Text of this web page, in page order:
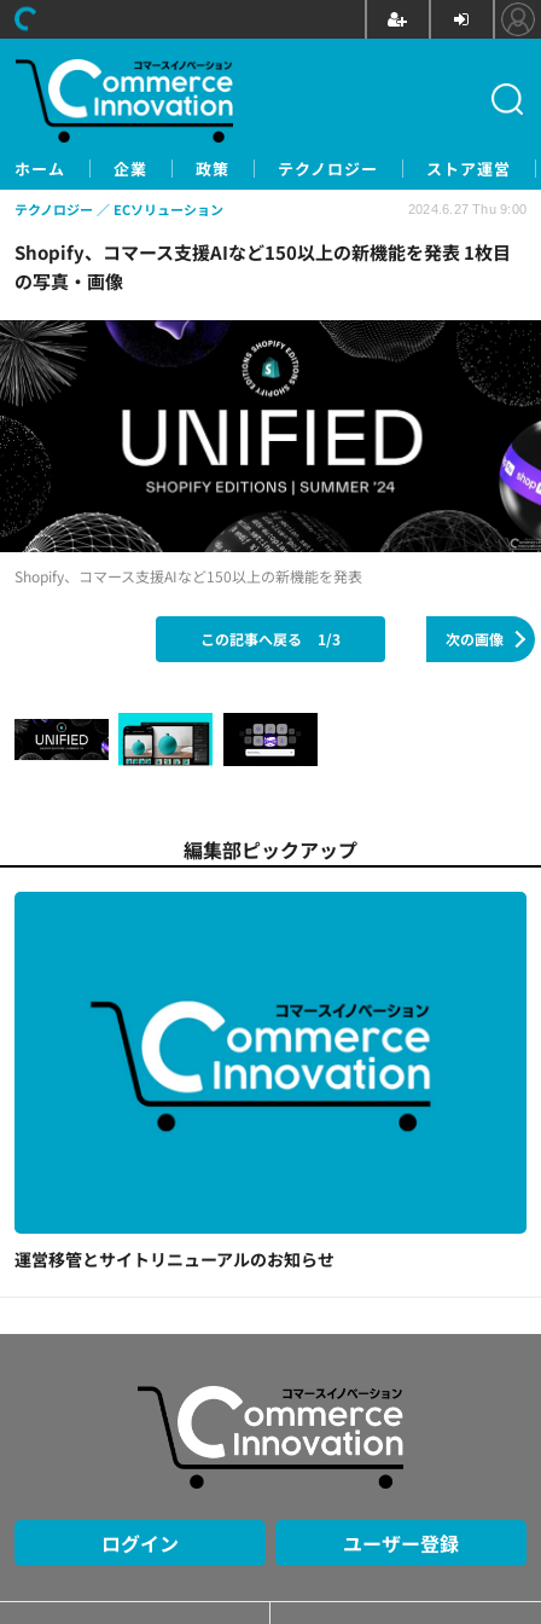
ホーム 企業 政策 テクノロジー ストア運営
Shopify、コマース支援AIなど150以上の新機能を発表 1枚目
の写真・画像
テクノロジー ECソリューション 2024.6.27 Thu 9:00
Shopify、コマース支援AIなど150以上の新機能を発表
次の画像
この記事へ戻る 1/3
編集部ピックアップ
運営移管とサイトリニューアルのお知らせ
ログイン ユーザー登録